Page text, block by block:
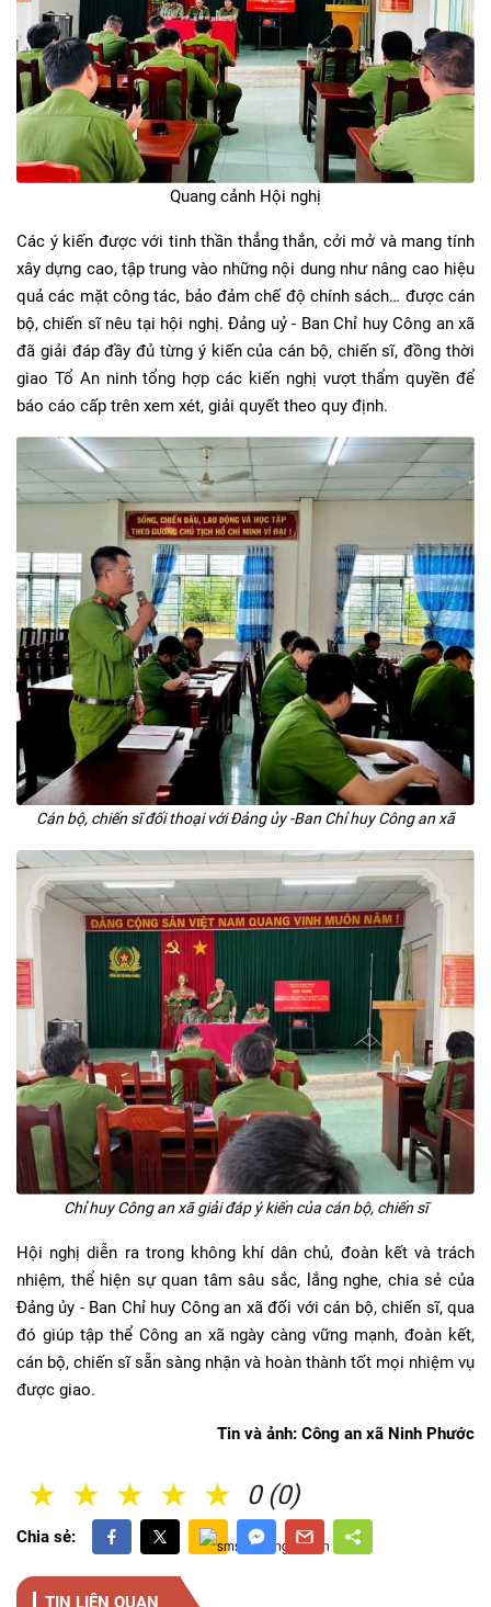
Quang cảnh Hội nghị
Các ý kiến được với tinh thần thẳng thắn, cởi mở và mang tính
xây dựng cao, tập trung vào những nội dung như nâng cao hiệu
quả các mặt công tác, bảo đảm chế độ chính sách… được cán
bộ, chiến sĩ nêu tại hội nghị. Đảng uỷ - Ban Chỉ huy Công an xã
đã giải đáp đầy đủ từng ý kiến của cán bộ, chiến sĩ, đồng thời
giao Tổ An ninh tổng hợp các kiến nghị vượt thẩm quyền để
báo cáo cấp trên xem xét, giải quyết theo quy định.
Cán bộ, chiến sĩ đối thoại với Đảng ủy -Ban Chỉ huy Công an xã
Chỉ huy Công an xã giải đáp ý kiến của cán bộ, chiến sĩ
Hội nghị diễn ra trong không khí dân chủ, đoàn kết và trách
nhiệm, thể hiện sự quan tâm sâu sắc, lắng nghe, chia sẻ của
Đảng ủy - Ban Chỉ huy Công an xã đối với cán bộ, chiến sĩ, qua
đó giúp tập thể Công an xã ngày càng vững mạnh, đoàn kết,
cán bộ, chiến sĩ sẵn sàng nhận và hoàn thành tốt mọi nhiệm vụ
được giao.
Tin và ảnh: Công an xã Ninh Phước
0 (0)
5 Sao
4 Sao
3 Sao
2 Sao
1 Sao
Chia sẻ:
TIN LIÊN QUAN